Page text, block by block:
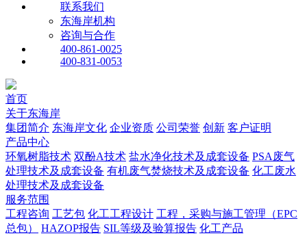
联系我们
东海岸机构
咨询与合作
400-861-0025
400-831-0053
首页
关于东海岸
集团简介 东海岸文化 企业资质 公司荣誉 创新 客户证明
产品中心
环氧树脂技术 双酚A技术 盐水净化技术及成套设备 PSA废气
处理技术及成套设备 有机废气焚烧技术及成套设备 化工废水
处理技术及成套设备
服务范围
工程咨询 工艺包 化工工程设计 工程，采购与施工管理（EPC
总包）
HAZOP报告 SIL等级及验算报告 化工产品